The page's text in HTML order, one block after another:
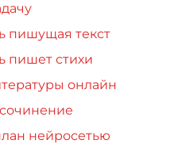
пишущая текст
пишет стихи
онлайн
нейросетью